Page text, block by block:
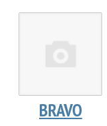
BRAVO